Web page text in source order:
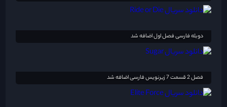
دوبله فارسی فصل اول اضافه شد
فصل 2 قسمت 7 زیرنویس فارسی اضافه شد